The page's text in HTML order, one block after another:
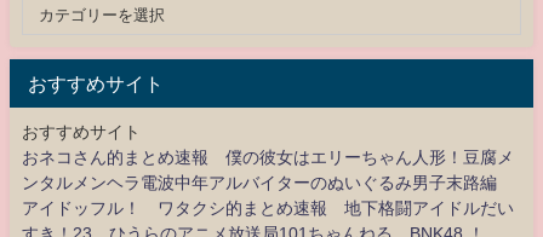
おすすめサイト
おすすめサイト
おネコさん的まとめ速報 僕の彼女はエリーちゃん人形！豆腐メ
ンタルメンヘラ電波中年アルバイターのぬいぐるみ男子末路編
アイドッフル！ ワタクシ的まとめ速報 地下格闘アイドルだい
すき！23 ひうらのアニメ放送局101ちゃんねる BNK48 ！